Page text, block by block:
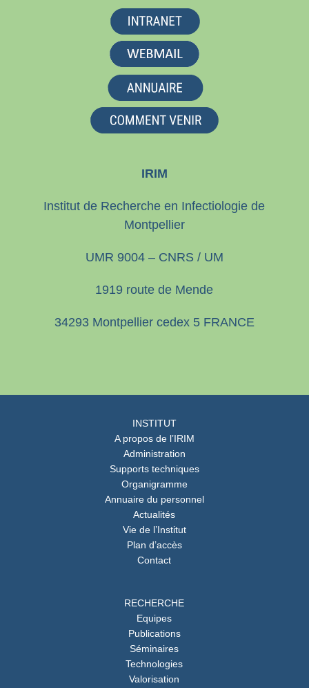
IRIM
Institut de Recherche en Infectiologie de
Montpellier
UMR 9004 – CNRS / UM
1919 route de Mende
34293 Montpellier cedex 5 FRANCE
INSTITUT
A propos de l’IRIM
Administration
Supports techniques
Organigramme
Annuaire du personnel
Actualités
Vie de l’Institut
Plan d’accès
Contact
RECHERCHE
Equipes
Publications
Séminaires
Technologies
Valorisation